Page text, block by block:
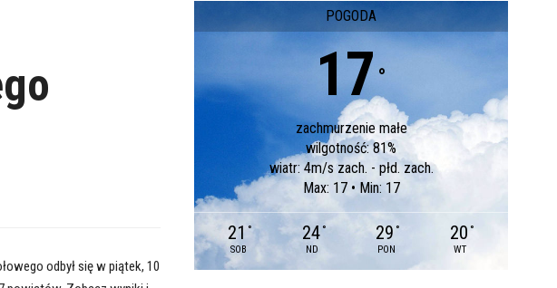
odbył się w piątek, 10
POGODA
17 °
zachmurzenie małe
wilgotność: 81%
wiatr: 4m/s zach. - płd. zach.
Max: 17 • Min: 17
21 °
SOB
24 °
ND
29 °
PON
20 °
WT